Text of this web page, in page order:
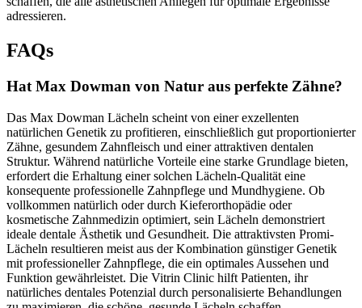
adressieren.
FAQs
Hat Max Dowman von Natur aus perfekte Zähne?
Das Max Dowman Lächeln scheint von einer exzellenten
natürlichen Genetik zu profitieren, einschließlich gut proportionierter
Zähne, gesundem Zahnfleisch und einer attraktiven dentalen
Struktur. Während natürliche Vorteile eine starke Grundlage bieten,
erfordert die Erhaltung einer solchen Lächeln-Qualität eine
konsequente professionelle Zahnpflege und Mundhygiene. Ob
vollkommen natürlich oder durch Kieferorthopädie oder
kosmetische Zahnmedizin optimiert, sein Lächeln demonstriert
ideale dentale Ästhetik und Gesundheit. Die attraktivsten Promi-
Lächeln resultieren meist aus der Kombination günstiger Genetik
mit professioneller Zahnpflege, die ein optimales Aussehen und
Funktion gewährleistet. Die Vitrin Clinic hilft Patienten, ihr
natürliches dentales Potenzial durch personalisierte Behandlungen